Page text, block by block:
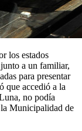
los estados
a un familiar,
para presentar
que accedió a la
no podía
Municipalidad de